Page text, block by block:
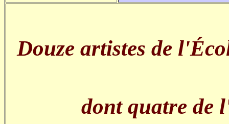
Douze artistes de
dont quatre de